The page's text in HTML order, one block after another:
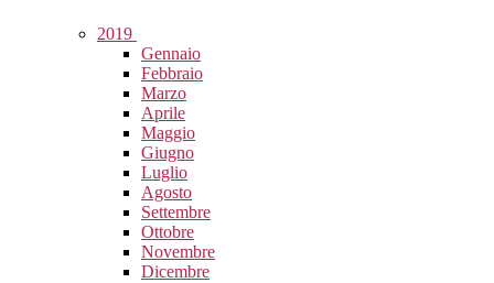
2019
Gennaio
Febbraio
Marzo
Aprile
Maggio
Giugno
Luglio
Agosto
Settembre
Ottobre
Novembre
Dicembre